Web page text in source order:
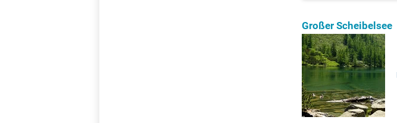
Großer Scheibelsee